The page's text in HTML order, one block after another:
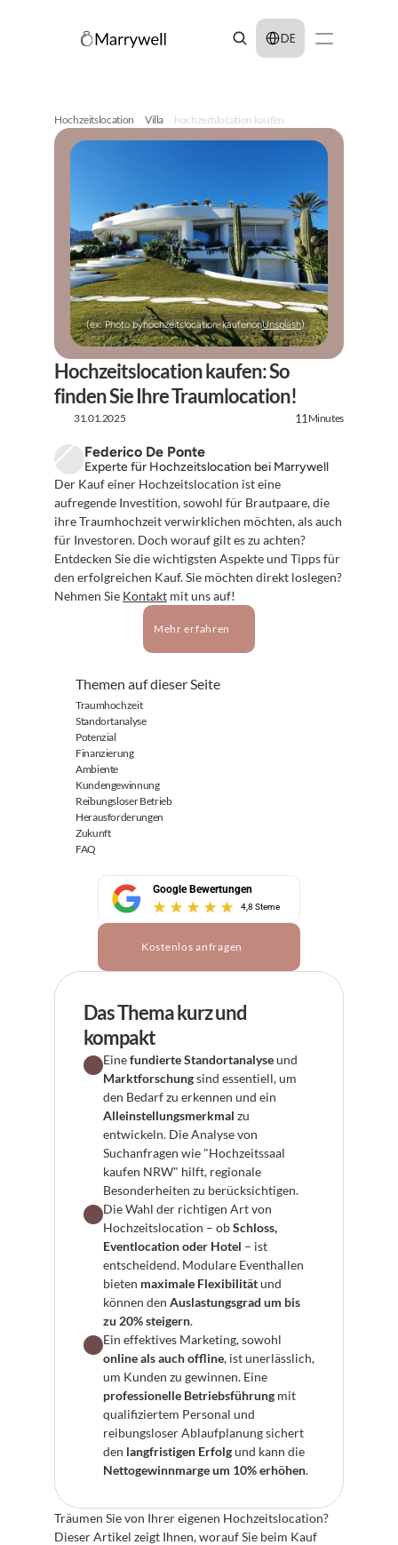
Select Language
DE
Hochzeitslocation Villa hochzeitslocation kaufen
(ex: Photo byhochzeitslocation-kaufenonUnsplash)
Hochzeitslocation kaufen: So
finden Sie Ihre Traumlocation!
31.01.2025 11 Minutes
Federico De Ponte
Experte für Hochzeitslocation bei Marrywell
Der Kauf einer Hochzeitslocation ist eine
aufregende Investition, sowohl für Brautpaare, die
ihre Traumhochzeit verwirklichen möchten, als auch
für Investoren. Doch worauf gilt es zu achten?
Entdecken Sie die wichtigsten Aspekte und Tipps für
den erfolgreichen Kauf. Sie möchten direkt loslegen?
Nehmen Sie Kontakt mit uns auf!
Mehr erfahren
Themen auf dieser Seite
Traumhochzeit
Standortanalyse
Potenzial
Finanzierung
Ambiente
Kundengewinnung
Reibungsloser Betrieb
Herausforderungen
Zukunft
FAQ
Google Bewertungen
4,8 Sterne
Kostenlos anfragen
Das Thema kurz und
kompakt
Eine fundierte Standortanalyse
Marktforschung sind essentiell, um
Alleinstellungsmerkmal zu
entwickeln. Die Analyse von
Suchanfragen wie "Hochzeitssaal
kaufen NRW" hilft, regionale
Besonderheiten zu berücksichtigen.
Die Wahl der richtigen Art von
Hochzeitslocation – ob Schloss,
Eventlocation oder Hotel – ist
entscheidend. Modulare Eventhallen
bieten maximale Flexibilität und
können den Auslastungsgrad um bis
zu 20% steigern.
online als auch offline, ist unerlässlich,
professionelle Betriebsführung mit
qualifiziertem Personal und
reibungsloser Ablaufplanung sichert
den langfristigen Erfolg
Nettogewinnmarge um 10% erhöhen.
Träumen Sie von Ihrer eigenen Hochzeitslocation?
Dieser Artikel zeigt Ihnen, worauf Sie beim Kauf